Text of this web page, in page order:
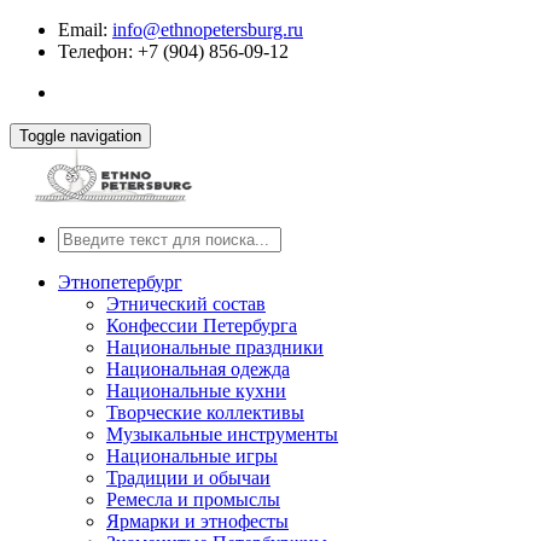
Email: info@ethnopetersburg.ru
Телефон: +7 (904) 856-09-12
Toggle navigation
Этнопетербург
Этнический состав
Конфессии Петербурга
Национальные праздники
Национальная одежда
Национальные кухни
Творческие коллективы
Музыкальные инструменты
Национальные игры
Традиции и обычаи
Ремесла и промыслы
Ярмарки и этнофесты